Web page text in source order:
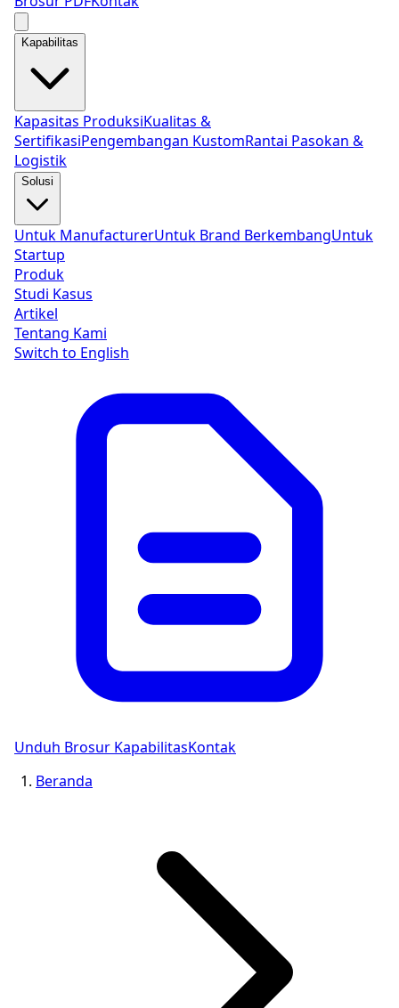
Kapabilitas
Kapasitas ProduksiKualitas &
SertifikasiPengembangan KustomRantai Pasokan &
Logistik
Solusi
Untuk ManufacturerUntuk Brand BerkembangUntuk
Startup
Produk
Studi Kasus
Artikel
Tentang Kami
Switch to English
Unduh Brosur KapabilitasKontak
Beranda